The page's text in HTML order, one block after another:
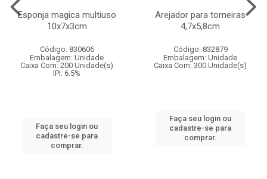
Esponja magica multiuso
10x7x3cm
Código: 830606
Embalagem: Unidade
Caixa Com: 200 Unidade(s)
IPI: 6.5%
Faça seu login ou
cadastre-se para
comprar.
Arejador para torneiras
4,7x5,8cm
Código: 832879
Embalagem: Unidade
Caixa Com: 300 Unidade(s)
Faça seu login ou
cadastre-se para
comprar.